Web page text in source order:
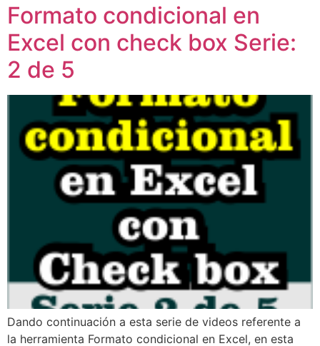
Formato condicional en
Excel con check box Serie:
2 de 5
Dando continuación a esta serie de videos referente a
la herramienta Formato condicional en Excel, en esta